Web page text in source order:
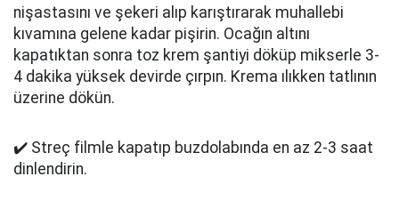
nişastasını ve şekeri alıp karıştırarak muhallebi
kıvamına gelene kadar pişirin. Ocağın altını
kapatıktan sonra toz krem şantiyi döküp mikserle 3-
4 dakika yüksek devirde çırpın. Krema ılıkken tatlının
üzerine dökün.
✔️ Streç filmle kapatıp buzdolabında en az 2-3 saat
dinlendirin.